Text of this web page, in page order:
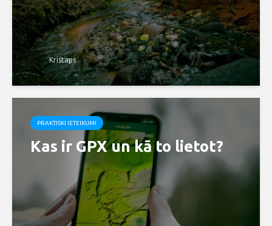
Kristaps
PRAKTISKI IETEIKUMI
Kas ir GPX un kā to lietot?